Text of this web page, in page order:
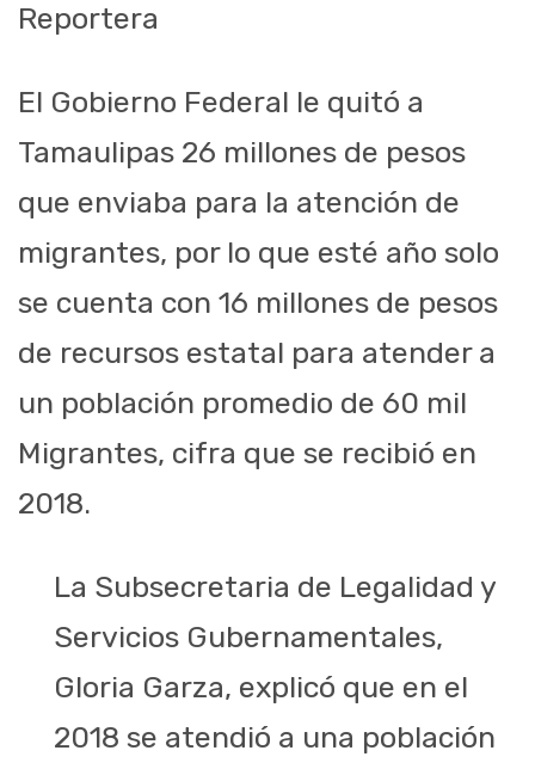
Reportera
El Gobierno Federal le quitó a
Tamaulipas 26 millones de pesos
que enviaba para la atención de
migrantes, por lo que esté año solo
se cuenta con 16 millones de pesos
de recursos estatal para atender a
un población promedio de 60 mil
Migrantes, cifra que se recibió en
2018.
La Subsecretaria de Legalidad y
Servicios Gubernamentales,
Gloria Garza, explicó que en el
2018 se atendió a una población